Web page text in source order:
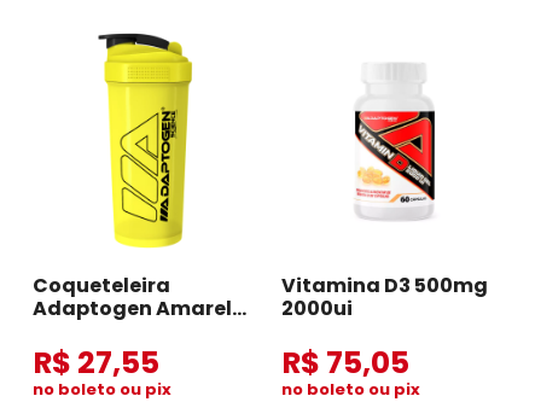
Coqueteleira
Adaptogen Amarelo
R$ 27,55
no boleto ou pix
Vitamina D3 500mg
2000ui
R$ 75,05
no boleto ou pix